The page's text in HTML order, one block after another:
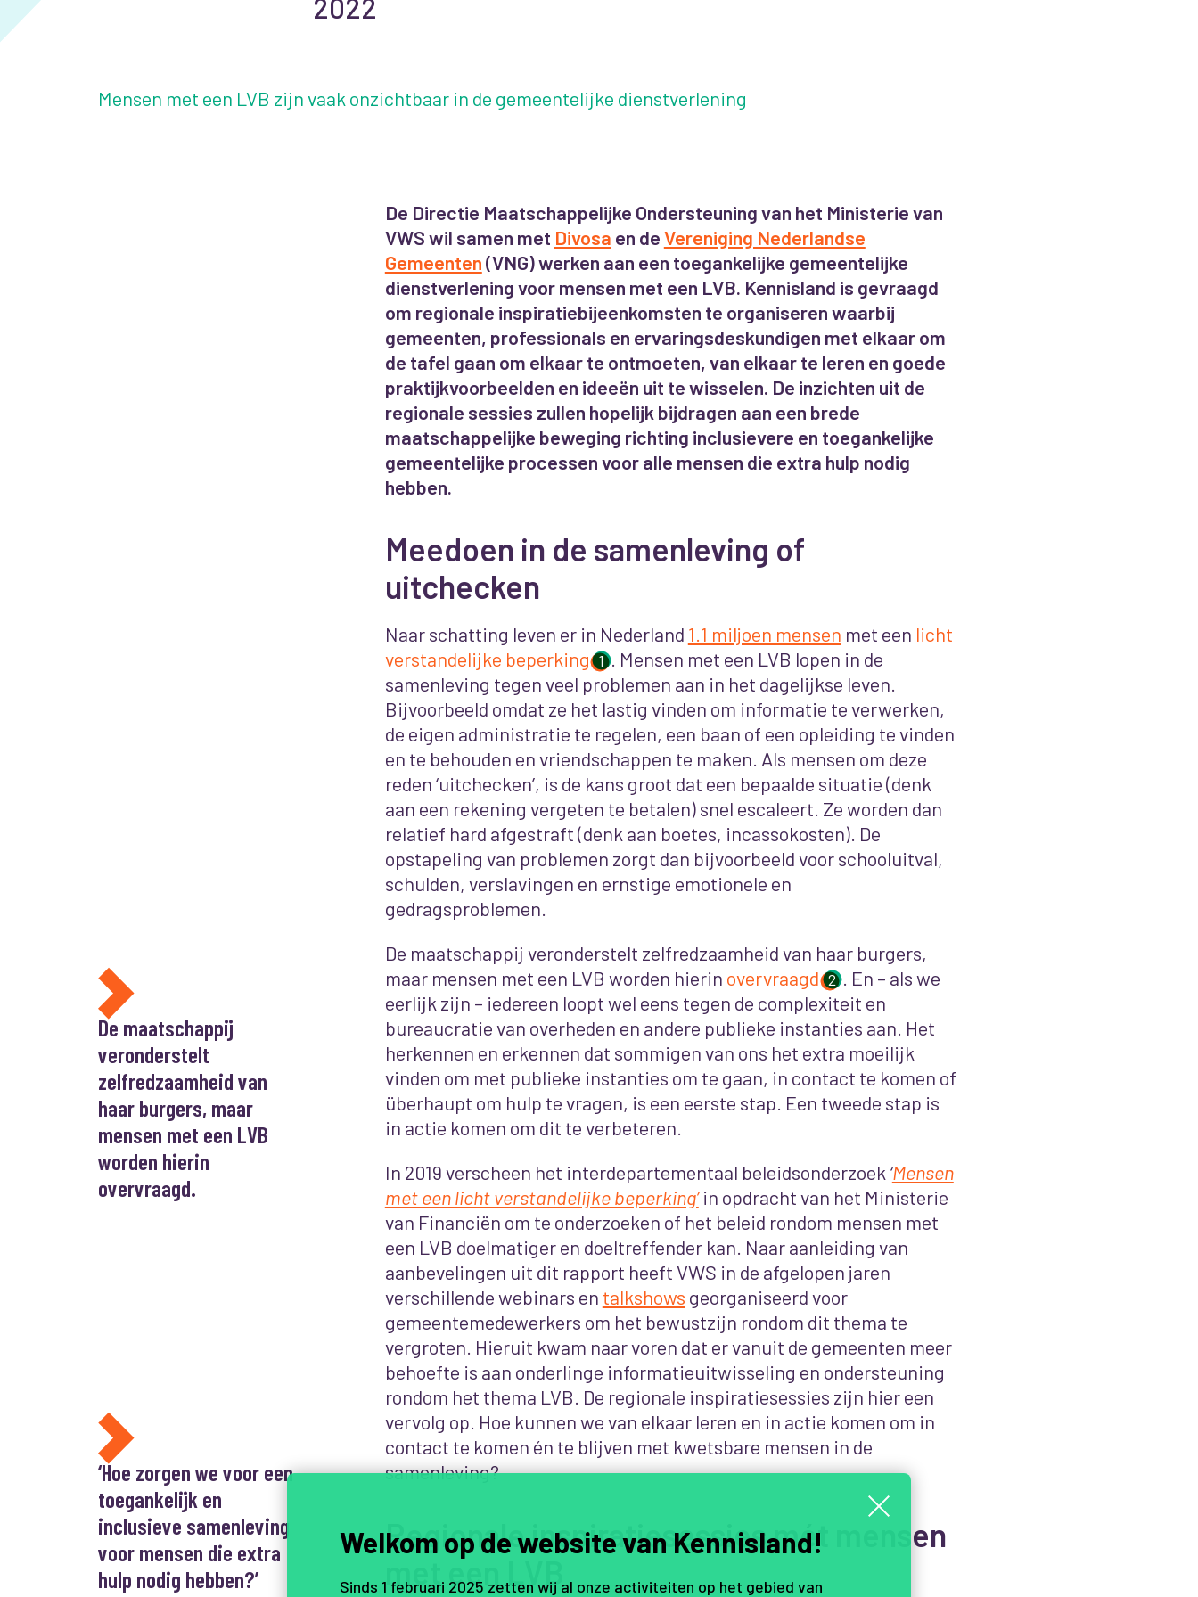
2022
Mensen met een LVB zijn vaak onzichtbaar in de gemeentelijke dienstverlening
De Directie Maatschappelijke Ondersteuning van het Ministerie van
VWS wil samen met Divosa en deVereniging Nederlandse
Gemeenten(VNG) werken aan een toegankelijke gemeentelijke
dienstverlening voor mensen met een LVB. Kennisland is gevraagd
om regionale inspiratiebijeenkomsten te organiseren waarbij
gemeenten, professionals en ervaringsdeskundigen met elkaar om
de tafel gaan om elkaar te ontmoeten, van elkaar te leren en goede
praktijkvoorbeelden en ideeën uit te wisselen. De inzichten uit de
regionale sessies zullen hopelijk bijdragen aan een brede
maatschappelijke beweging richting inclusievere en toegankelijke
gemeentelijke processen voor alle mensen die extra hulp nodig
hebben.
Meedoen in de samenleving of
uitchecken
Naar schatting leven er in Nederland 1.1 miljoen mensen met een licht
verstandelijke beperking 1 . Mensen met een LVB lopen in de
samenleving tegen veel problemen aan in het dagelijkse leven.
Bijvoorbeeld omdat ze het lastig vinden om informatie te verwerken,
de eigen administratie te regelen, een baan of een opleiding te vinden
en te behouden en vriendschappen te maken. Als mensen om deze
reden ‘uitchecken’, is de kans groot dat een bepaalde situatie (denk
aan een rekening vergeten te betalen) snel escaleert. Ze worden dan
relatief hard afgestraft (denk aan boetes, incassokosten). De
opstapeling van problemen zorgt dan bijvoorbeeld voor schooluitval,
schulden, verslavingen en ernstige emotionele en
gedragsproblemen.
De maatschappij veronderstelt zelfredzaamheid van haar burgers,
maar mensen met een LVB worden hierin overvraagd 2
En – als we
eerlijk zijn – iedereen loopt wel eens tegen de complexiteit en
bureaucratie van overheden en andere publieke instanties aan. Het
herkennen en erkennen dat sommigen van ons het extra moeilijk
vinden om met publieke instanties om te gaan, in contact te komen of
überhaupt om hulp te vragen, is een eerste stap. Een tweede stap is
in actie komen om dit te verbeteren.
In 2019 verscheen het interdepartementaal beleidsonderzoek ‘Mensen
met een licht verstandelijke beperking’ in opdracht van het Ministerie
van Financiën om te onderzoeken of het beleid rondom mensen met
een LVB doelmatiger en doeltreffender kan. Naar aanleiding van
aanbevelingen uit dit rapport heeft VWS in de afgelopen jaren
verschillende webinars en talkshows georganiseerd voor
gemeentemedewerkers om het bewustzijn rondom dit thema te
vergroten. Hieruit kwam naar voren dat er vanuit de gemeenten meer
behoefte is aan onderlinge informatieuitwisseling en ondersteuning
rondom het thema LVB. De regionale inspiratiesessies zijn hier een
vervolg op. Hoe kunnen we van elkaar leren en in actie komen om in
contact te komen én te blijven met kwetsbare mensen in de
samenleving?
Regionale inspiratiesessies mét mensen
met een LVB
De maatschappij
veronderstelt
zelfredzaamheid van
haar burgers, maar
mensen met een LVB
worden hierin
overvraagd.
‘Hoe zorgen we voor een
toegankelijk en
inclusieve samenleving
voor mensen die extra
hulp nodig hebben?’
Welkom op de website van Kennisland!
Sinds 1 februari 2025 zetten wij al onze activiteiten op het gebied van